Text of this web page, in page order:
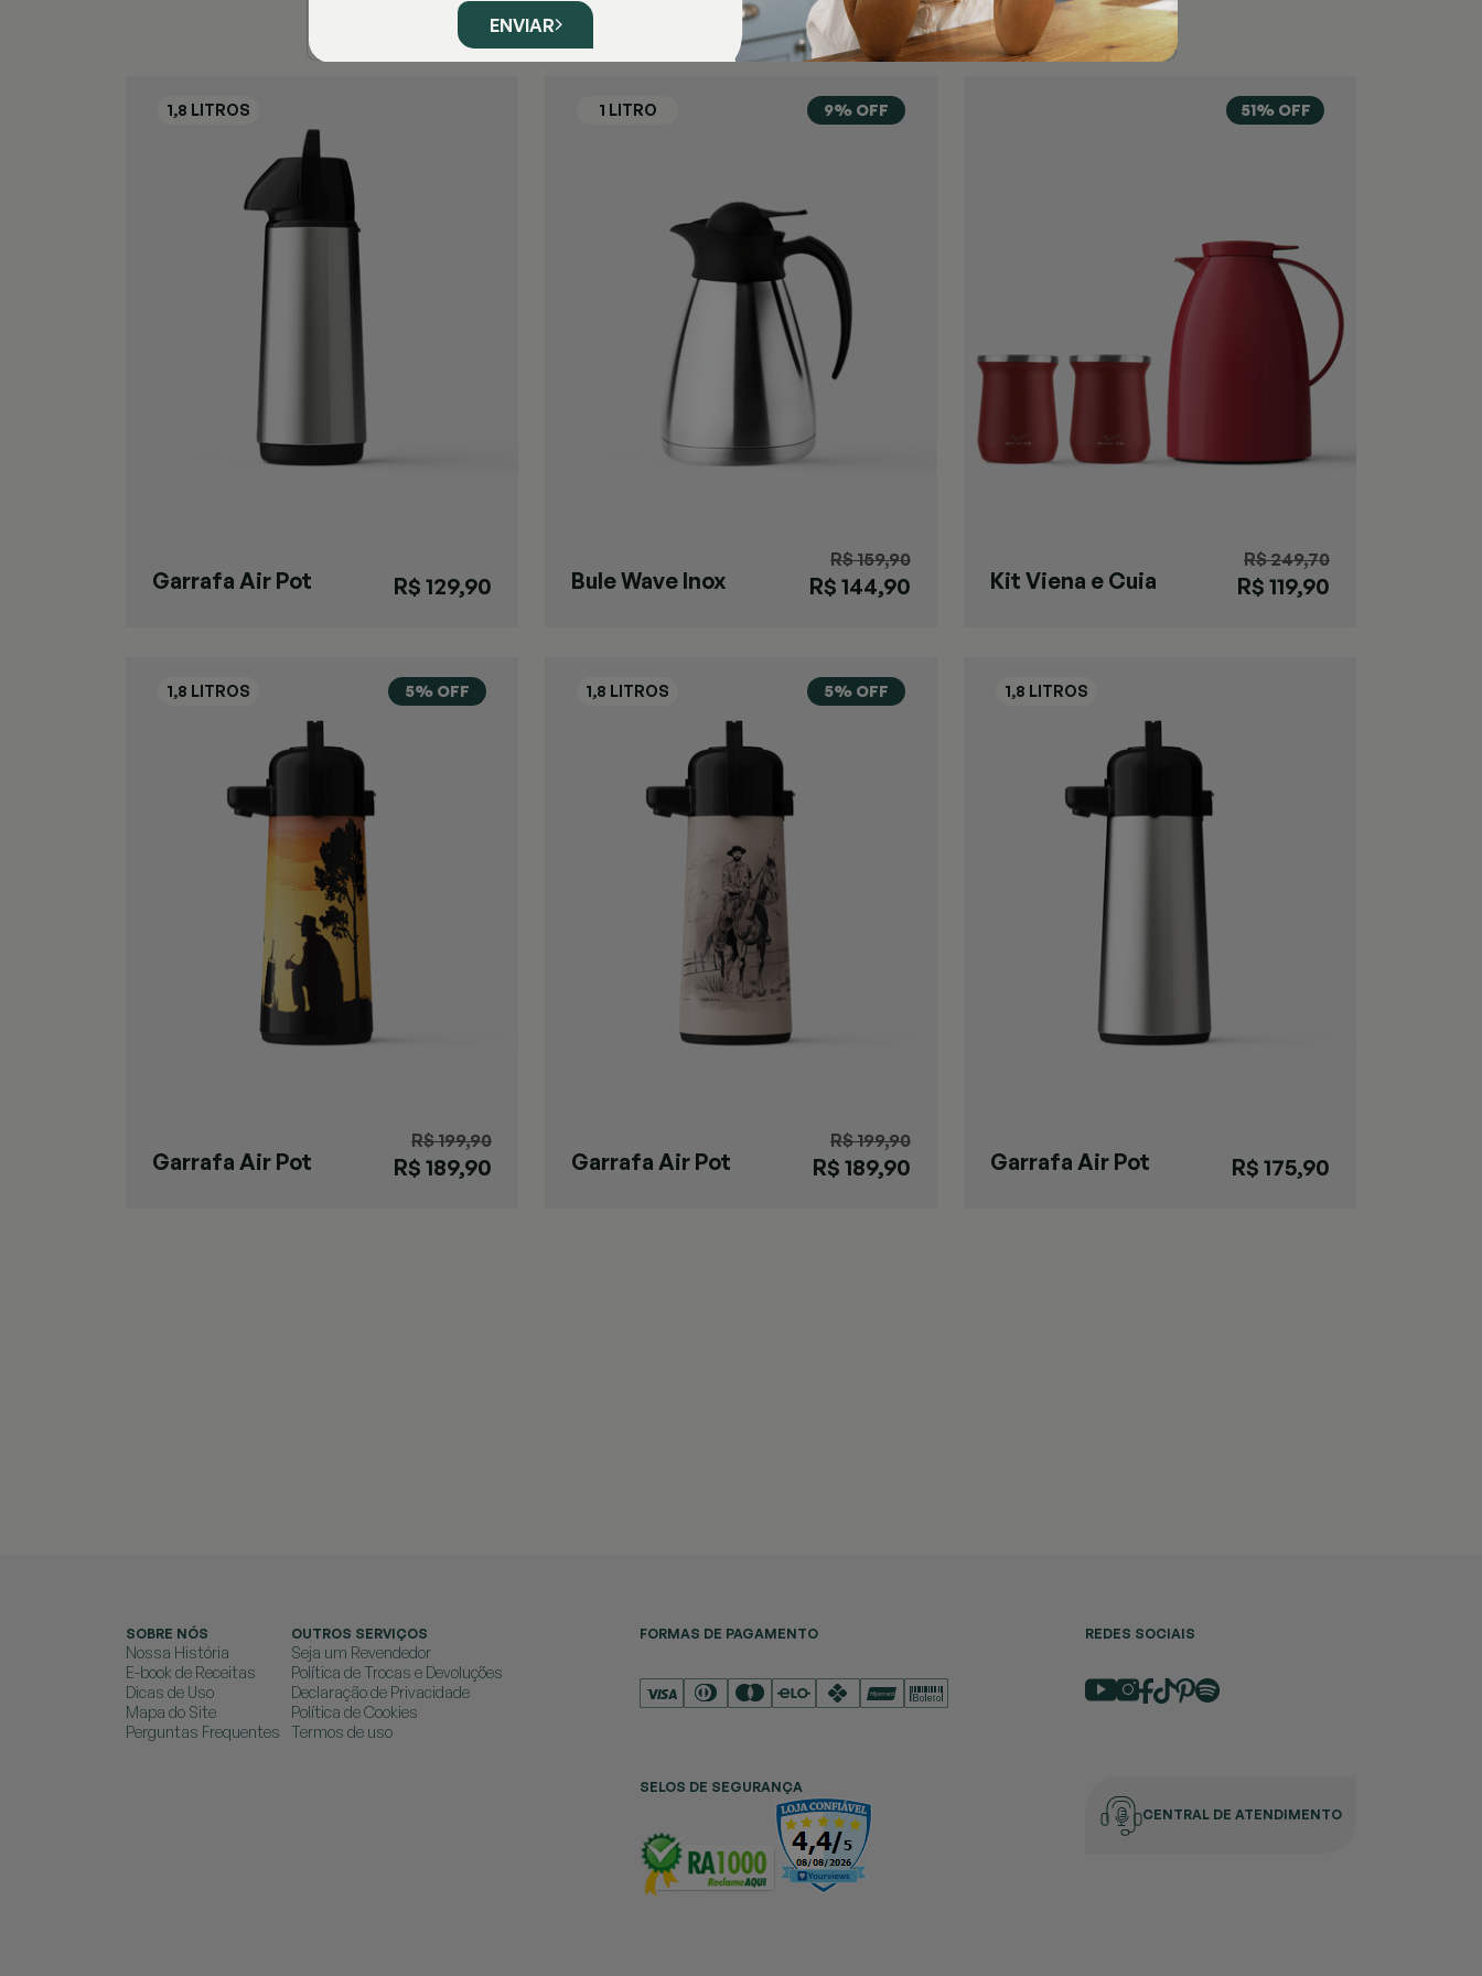
Garrafa Air Pot
R$ 129,90
9% OFF
Bule Wave Inox
R$ 159,90
R$ 144,90
51% OFF
Kit Viena e Cuia
R$ 249,70
R$ 119,90
5% OFF
Garrafa Air Pot
R$ 199,90
R$ 189,90
5% OFF
Garrafa Air Pot
R$ 199,90
R$ 189,90 Garrafa Air Pot R$ 175,90
SOBRE NÓS
Nossa História
E-book de Receitas
Dicas de Uso
Mapa do Site
Perguntas Frequentes
OUTROS SERVIÇOS
Seja um Revendedor
Política de Trocas e Devoluções
Declaração de Privacidade
Política de Cookies
Termos de uso
FORMAS DE PAGAMENTO
SELOS DE SEGURANÇA
REDES SOCIAIS
CENTRAL DE ATENDIMENTO
ENVIAR